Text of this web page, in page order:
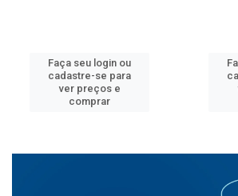
Faça seu login ou
cadastre-se para
ver preços e
comprar